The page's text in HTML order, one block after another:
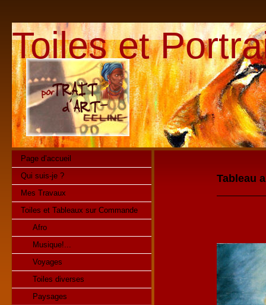
Toiles et
Page d’accueil
Qui suis-je ?
Mes Travaux
Toiles et Tableaux sur Commande
Afro
Musique!...
Voyages
Toiles diverses
Paysages
Tableau